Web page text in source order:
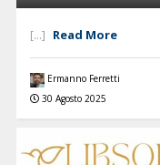
[...] Read More
Ermanno Ferretti
30 Agosto 2025